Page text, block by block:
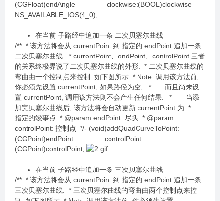
(CGFloat)endAngle clockwise:(BOOL)clockwise
NS_AVAILABLE_IOS(4_0);
在当前 子路经中追加一条 二次贝塞尔曲线
/** * 该方法将会从 currentPoint 到 指定的 endPoint 追加一条
二次贝塞尔曲线. * currentPoint、endPoint、controlPoint 三者
的关系终极界说了二次贝塞尔曲线的外形. * 二次贝塞尔曲线的
弯曲由一个控制点来控制. 如下图所示 * Note: 调用该方法前,
你必须先设置 currentPoint, 如果路径为空, * 而且尚未设
置 currentPoint, 调用该方法则不会产生任何结果. * 当添
加完贝塞尔曲线后, 该方法将会自动更新 currentPoint 为 *
指定的竣事点 * @param endPoint: 尽头 * @param
controlPoint: 控制点 */- (void)addQuadCurveToPoint:
(CGPoint)endPoint controlPoint:
(CGPoint)controlPoint;
在当前 子路经中追加一条 三次贝塞尔曲线
/** * 该方法将会从 currentPoint 到 指定的 endPoint 追加一条
三次贝塞尔曲线. * 三次贝塞尔曲线的弯曲由两个控制点来控